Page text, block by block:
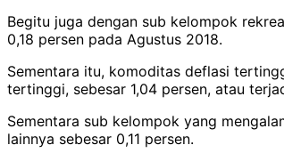
Begitu juga dengan sub kelompok
0,18 persen pada Agustus 2018.
Sementara itu, komoditas deflasi
tertinggi, sebesar 1,04 persen, atau
Sementara sub kelompok yang
lainnya sebesar 0,11 persen.